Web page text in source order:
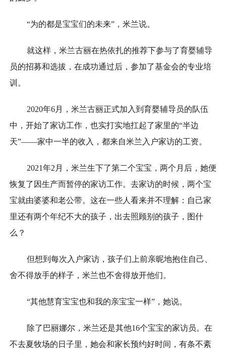
“为的都是宝宝们的未来”，米兰说。
就这样，米兰古丽在热依扎的推荐下参与了育婴辅导
员的招募和选拔，在成功通过后，参加了基金会的专业培
训。
2020年6月，米兰古丽正式加入到育婴辅导员的队伍
中，开始了家访工作，也实打实地扛起了家里的“半边
天”——家中一半的收入，都来自米兰入户家访的工资。
2021年2月，米兰生下了第二个宝宝，两个月后，她便
恢复了因生产而暂停的家访工作。去家访的时候，两个宝
宝就由婆婆和老公带。这在一些人看来并不理解：自己家
里还有两个年纪不大的孩子，出去照顾别的孩子，图什
么？
但想到每次入户家访，孩子们上前亲昵地抱住自己、
舍不得放手的样子，米兰也不舍得放开他们。
“其他慧育宝宝也和我的亲宝宝一样”，她说。
除了巴丽娜尔，米兰还是其他16个宝宝的家访员。在
不去夏牧场的日子里，她会和家长预约好时间，有条不紊